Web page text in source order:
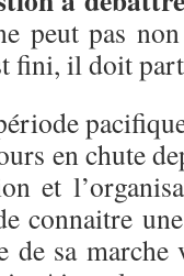
peut pas
fini, il doit
en chute
et
connaitre
de sa marche